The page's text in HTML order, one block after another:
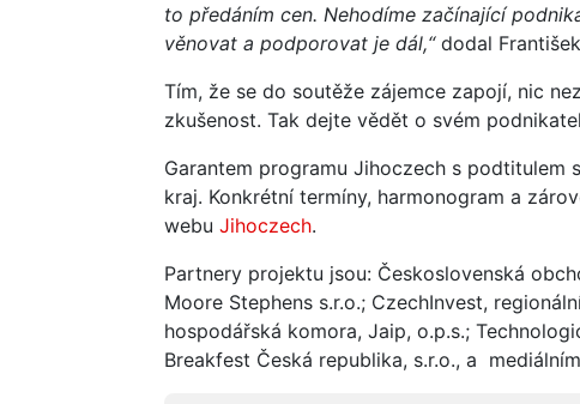
to předáním cen. Nehodíme začínající
věnovat a podporovat je dál,“dodal
Tím, že se do soutěže zájemce zapojí, nic
zkušenost. Tak dejte vědět o svém
Garantem programu Jihoczech s
kraj. Konkrétní termíny, harmonogram a
webu Jihoczech.
Partnery projektu jsou: Československá
Moore Stephens s.r.o.; CzechInvest,
hospodářská komora, Jaip, o.p.s.;
Breakfest Česká republika, s.r.o., a